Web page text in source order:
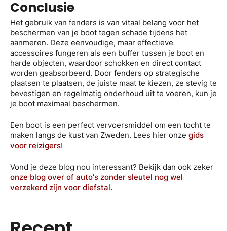
Conclusie
Het gebruik van fenders is van vitaal belang voor het
beschermen van je boot tegen schade tijdens het
aanmeren. Deze eenvoudige, maar effectieve
accessoires fungeren als een buffer tussen je boot en
harde objecten, waardoor schokken en direct contact
worden geabsorbeerd. Door fenders op strategische
plaatsen te plaatsen, de juiste maat te kiezen, ze stevig te
bevestigen en regelmatig onderhoud uit te voeren, kun je
je boot maximaal beschermen.
Een boot is een perfect vervoersmiddel om een tocht te
maken langs de kust van Zweden. Lees hier onze gids
voor reizigers!
Vond je deze blog nou interessant? Bekijk dan ook zeker
onze blog over of auto's zonder sleutel nog wel
verzekerd zijn voor diefstal.